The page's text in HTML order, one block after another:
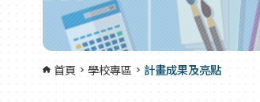
首頁 學校專區 計畫成果及亮點